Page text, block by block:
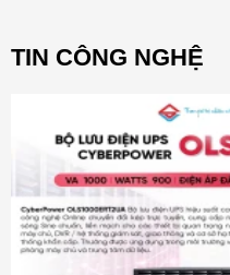
TIN CÔNG NGHỆ